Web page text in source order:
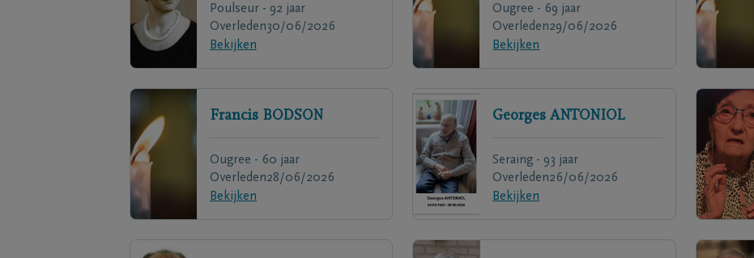
Poulseur - 92 jaar
Overleden30/06/2026
Bekijken
Ougree - 69 jaar
Overleden29/06/2026
Bekijken
Francis BODSON
Ougree - 60 jaar
Overleden28/06/2026
Bekijken
Georges ANTONIOL
Seraing - 93 jaar
Overleden26/06/2026
Bekijken